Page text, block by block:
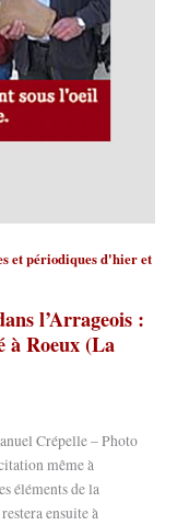
et périodiques d'hier et
l’Arrageois :
à Roeux (La
Crépelle – Photo
même à
éléments de la
ensuite à